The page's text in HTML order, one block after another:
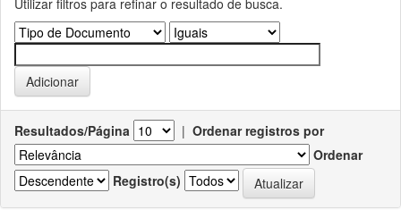
Resultados/Página | Ordenar registros por
Ordenar
Registro(s)